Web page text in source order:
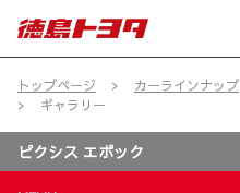
トップページ カーラインナップ
ギャラリー
ピクシス エポック